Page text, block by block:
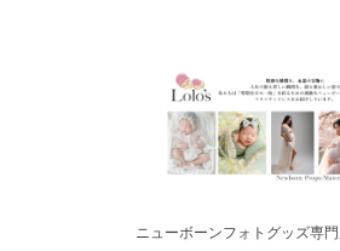
ニューボーンフォトグッズ専